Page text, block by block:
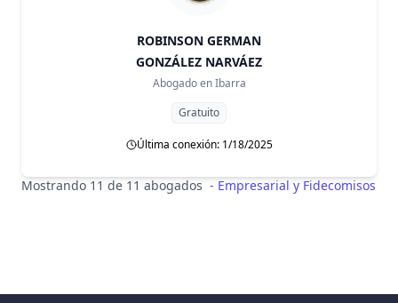
ROBINSON GERMAN
GONZÁLEZ NARVÁEZ
Abogado en Ibarra
Gratuito
Última conexión: 1/18/2025
Mostrando 11 de 11 abogados - Empresarial y Fidecomisos